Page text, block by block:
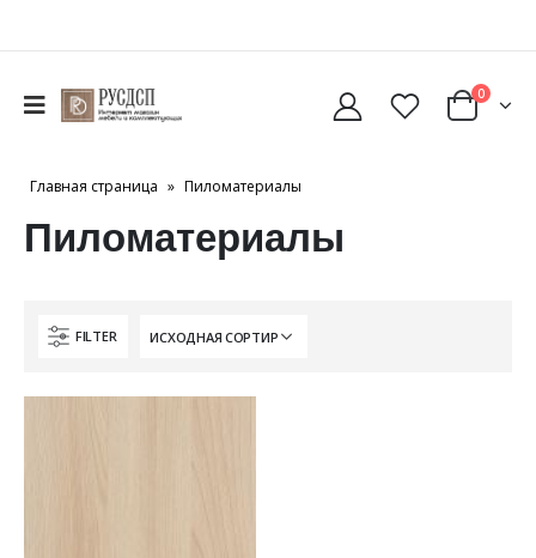
0
Главная страница » Пиломатериалы
Пиломатериалы
FILTER